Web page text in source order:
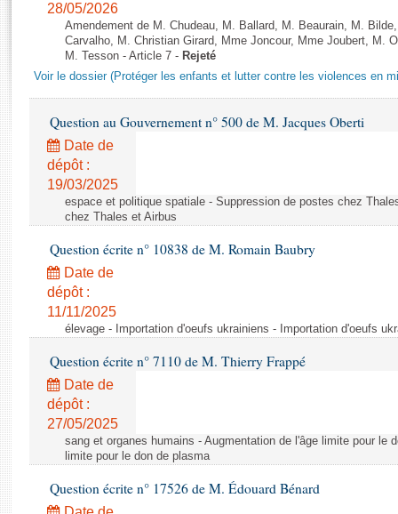
Rapports d'information
Baromètre de l’application des lois
Dossiers législatifs
Budget et sécurité sociale
Questions écrites et orales
Comptes rendus des débats
Anciennes législatures
Liens vers les sites publics
28/05/2026
Amendement de M. Chudeau, M. Ballard, M. Beaurain, M.
Carvalho, M. Christian Girard, Mme Joncour, Mme Joubert, M.
M. Tesson - Article 7 - Rejeté
Voir le dossier (Protéger les enfants et lutter contre les violences en
Question au Gouvernement n° 500 de M. Jacques Oberti
Date de
dépôt :
19/03/2025
espace et politique spatiale - Suppression de postes chez
chez Thales et Airbus
Question écrite n° 10838 de M. Romain Baubry
Date de
dépôt :
11/11/2025
élevage - Importation d'oeufs ukrainiens - Importation d'oeufs
Question écrite n° 7110 de M. Thierry Frappé
Date de
dépôt :
27/05/2025
sang et organes humains - Augmentation de l'âge limite pour le
limite pour le don de plasma
Question écrite n° 17526 de M. Édouard Bénard